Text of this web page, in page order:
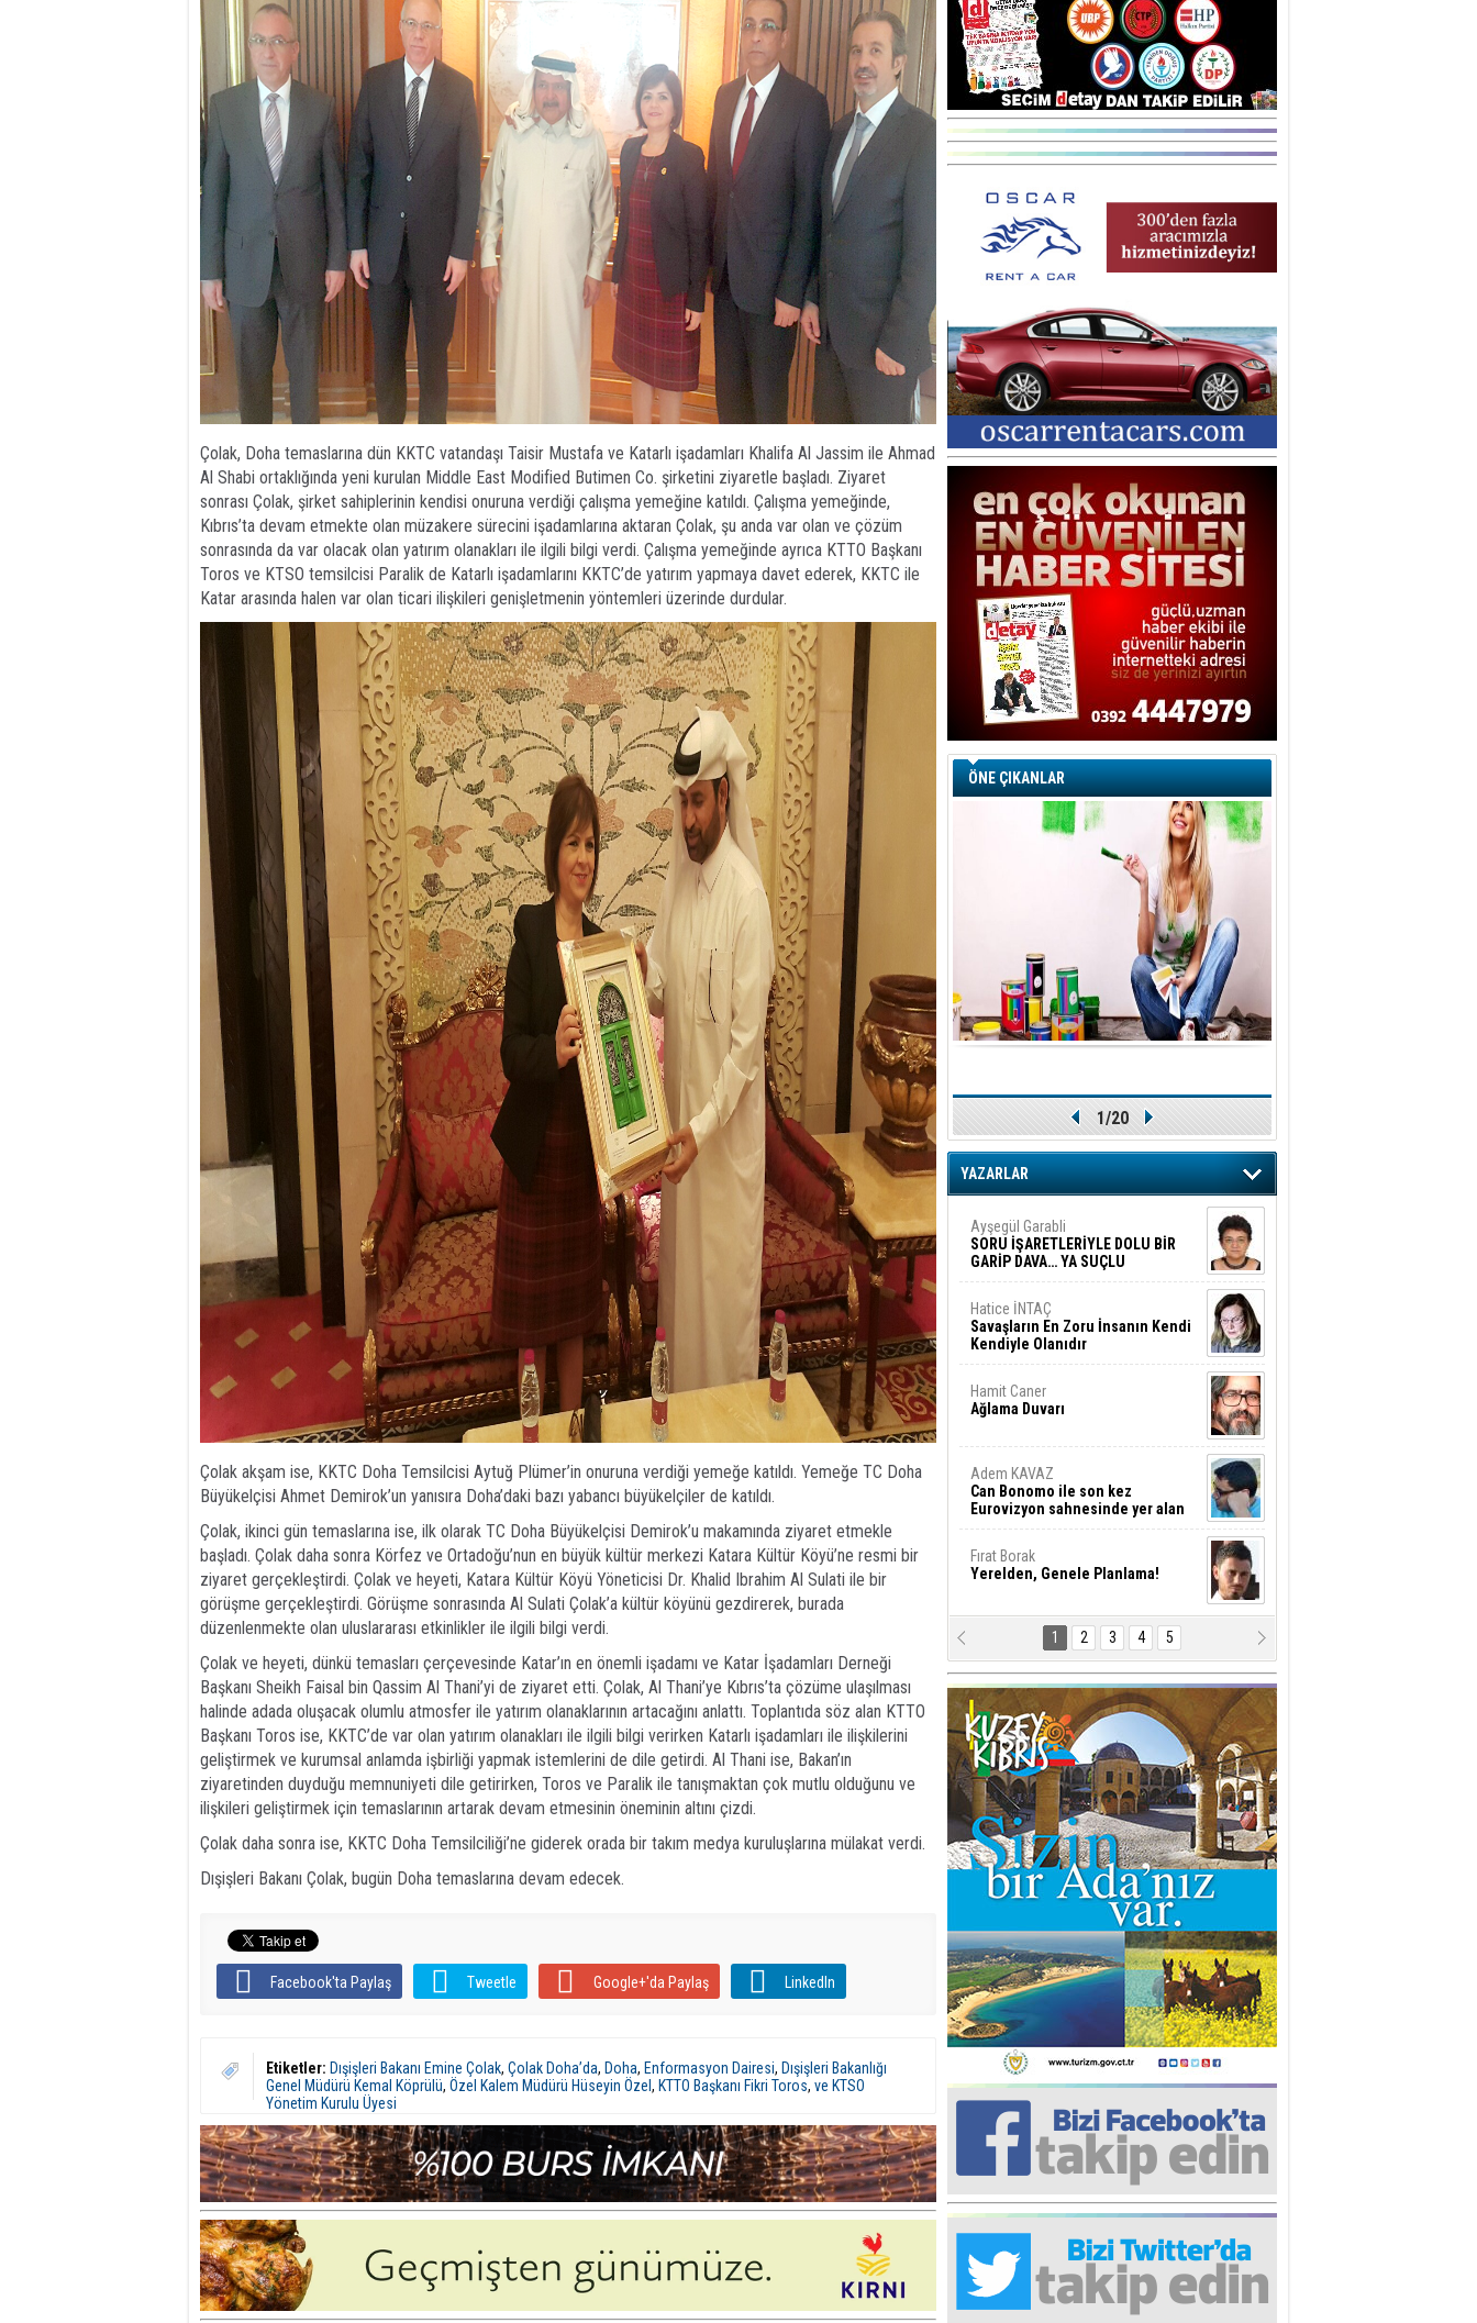
Çolak, Doha temaslarına dün KKTC vatandaşı Taisir Mustafa ve Katarlı işadamları Khalifa Al Jassim ile Ahmad
Al Shabi ortaklığında yeni kurulan Middle East Modified Butimen Co. şirketini ziyaretle başladı. Ziyaret
sonrası Çolak, şirket sahiplerinin kendisi onuruna verdiği çalışma yemeğine katıldı. Çalışma yemeğinde,
Kıbrıs’ta devam etmekte olan müzakere sürecini işadamlarına aktaran Çolak, şu anda var olan ve çözüm
sonrasında da var olacak olan yatırım olanakları ile ilgili bilgi verdi. Çalışma yemeğinde ayrıca KTTO Başkanı
Toros ve KTSO temsilcisi Paralik de Katarlı işadamlarını KKTC’de yatırım yapmaya davet ederek, KKTC ile
Katar arasında halen var olan ticari ilişkileri genişletmenin yöntemleri üzerinde durdular.
Çolak akşam ise, KKTC Doha Temsilcisi Aytuğ Plümer’in onuruna verdiği yemeğe katıldı. Yemeğe TC Doha
Büyükelçisi Ahmet Demirok’un yanısıra Doha’daki bazı yabancı büyükelçiler de katıldı.
Çolak, ikinci gün temaslarına ise, ilk olarak TC Doha Büyükelçisi Demirok’u makamında ziyaret etmekle
başladı. Çolak daha sonra Körfez ve Ortadoğu’nun en büyük kültür merkezi Katara Kültür Köyü’ne resmi bir
ziyaret gerçekleştirdi. Çolak ve heyeti, Katara Kültür Köyü Yöneticisi Dr. Khalid Ibrahim Al Sulati ile bir
görüşme gerçekleştirdi. Görüşme sonrasında Al Sulati Çolak’a kültür köyünü gezdirerek, burada
düzenlenmekte olan uluslararası etkinlikler ile ilgili bilgi verdi.
Çolak ve heyeti, dünkü temasları çerçevesinde Katar’ın en önemli işadamı ve Katar İşadamları Derneği
Başkanı Sheikh Faisal bin Qassim Al Thani’yi de ziyaret etti. Çolak, Al Thani’ye Kıbrıs’ta çözüme ulaşılması
halinde adada oluşacak olumlu atmosfer ile yatırım olanaklarının artacağını anlattı. Toplantıda söz alan KTTO
Başkanı Toros ise, KKTC’de var olan yatırım olanakları ile ilgili bilgi verirken Katarlı işadamları ile ilişkilerini
geliştirmek ve kurumsal anlamda işbirliği yapmak istemlerini de dile getirdi. Al Thani ise, Bakan’ın
ziyaretinden duyduğu memnuniyeti dile getirirken, Toros ve Paralik ile tanışmaktan çok mutlu olduğunu ve
ilişkileri geliştirmek için temaslarının artarak devam etmesinin öneminin altını çizdi.
Çolak daha sonra ise, KKTC Doha Temsilciliği’ne giderek orada bir takım medya kuruluşlarına mülakat verdi.
Dışişleri Bakanı Çolak, bugün Doha temaslarına devam edecek.
Facebook'ta Paylaş Tweetle Google+'da Paylaş LinkedIn
Etiketler: Dışişleri Bakanı Emine Çolak, Çolak Doha’da, Doha, Enformasyon Dairesi, Dışişleri Bakanlığı
Genel Müdürü Kemal Köprülü, Özel Kalem Müdürü Hüseyin Özel , KTTO Başkanı Fikri Toros, ve KTSO
Yönetim Kurulu Üyesi
ÖNE ÇIKANLAR
1/20
YAZARLAR
Ayşegül Garabli
SORU İŞARETLERİYLE DOLU BİR
GARİP DAVA… YA SUÇLU
DEĞİLSE???
Hatice İNTAÇ
Savaşların En Zoru İnsanın Kendi
Kendiyle Olanıdır
Hamit Caner
Ağlama Duvarı
Adem KAVAZ
Can Bonomo ile son kez
Eurovizyon sahnesinde yer alan
Türkiye 10 yıl aradan sonra
Fırat Borak
Yerelden, Genele Planlama!
Erkut YILMABAŞAR
Bayrak tartışmaları ve ihalesiz
işler!
Arif Alasya
2015 SONRASI VE AKINCI.
Fatma Baysal
SURLAR İÇİ’NDE KOLAYDIR ÖLMEK
Ediz TUNCEL
Göz göre göre…
Taner ULUTAŞ
İnşallah St. Lois ile Hakkaido
Adası gibi olmayız !...
Ali KİŞMİR
FIRSAT VE KORKU
Turgut ÇALICI
İki Lakırdı da benden!
Yrd. Doç. Ercan HOŞKARA
Yatırım Yapmazsan Var Olamazsın:
Hedefteki Kurum Kıb-Tek
Rana Sarro
Başıma gelen skandal olayı
1 2 3 4 5